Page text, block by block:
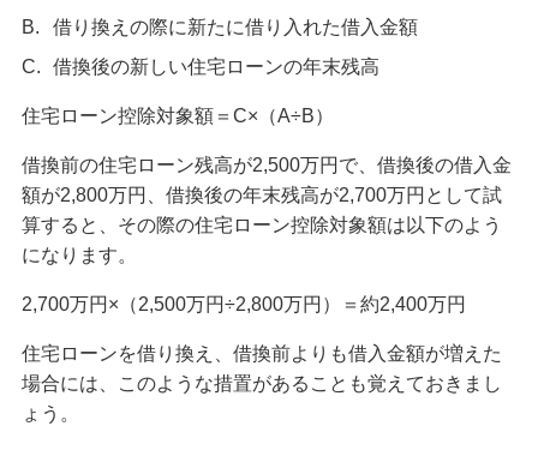
B.
借り換えの際に新たに借り入れた借入金額
C.
借換後の新しい住宅ローンの年末残高
住宅ローン控除対象額＝C×（A÷B）
借換前の住宅ローン残高が2,500万円で、借換後の借入金
額が2,800万円、借換後の年末残高が2,700万円として試
算すると、その際の住宅ローン控除対象額は以下のよう
になります。
2,700万円×（2,500万円÷2,800万円）＝約2,400万円
住宅ローンを借り換え、借換前よりも借入金額が増えた
場合には、このような措置があることも覚えておきまし
ょう。